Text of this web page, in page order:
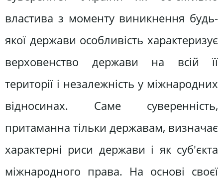
властива з моменту виникнення будь-
якої держави особливість характеризує
верховенство держави на всій її
території і незалежність у міжнародних
відносинах. Саме суверенність,
притаманна тільки державам, визначає
характерні риси держави і як суб'єкта
міжнародного права. На основі своєї